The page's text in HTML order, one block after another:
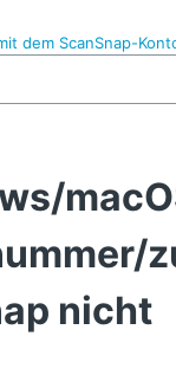
dem ScanSnap-
nicht